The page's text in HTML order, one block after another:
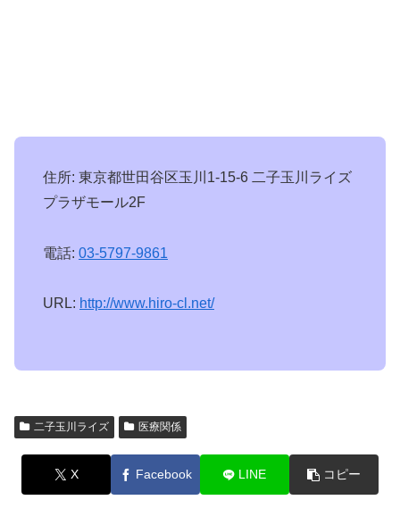
住所: 東京都世田谷区玉川1-15-6 二子玉川ライズ
プラザモール2F
電話: 03-5797-9861
URL: http://www.hiro-cl.net/
二子玉川ライズ 医療関係
X Facebook LINE コピー